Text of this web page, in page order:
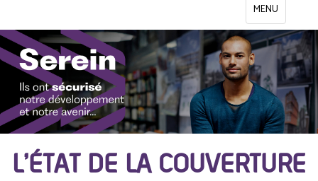
Toggle
navigation
MENU
L’ÉTAT DE LA COUVERTURE